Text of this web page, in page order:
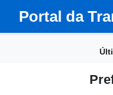
Portal da